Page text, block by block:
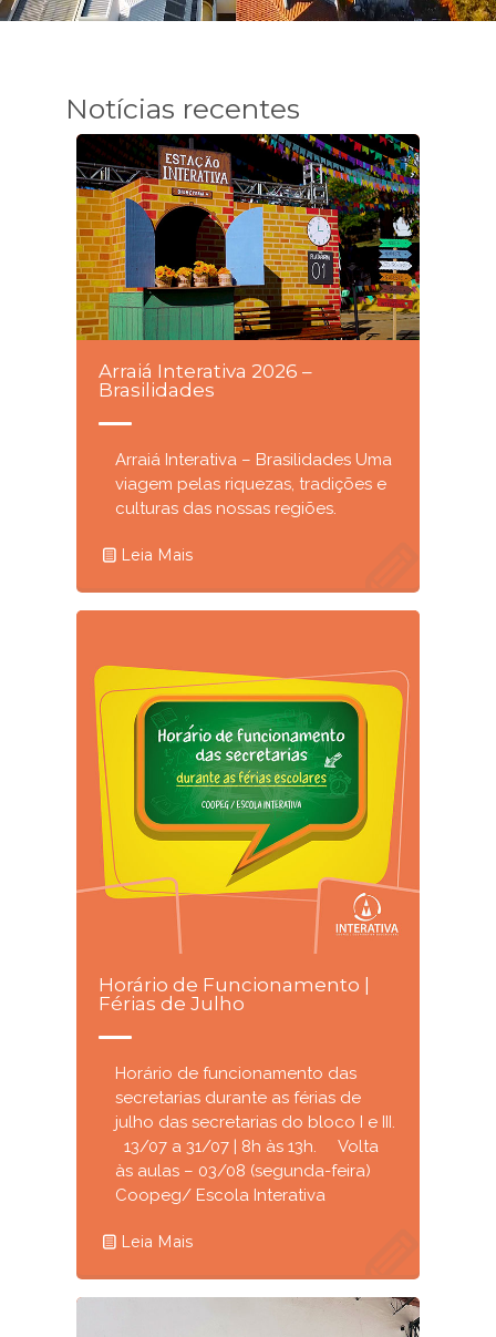
Notícias recentes
Arraiá Interativa 2026 –
Brasilidades
Arraiá Interativa – Brasilidades Uma
viagem pelas riquezas, tradições e
culturas das nossas regiões.
Leia Mais
Horário de Funcionamento |
Férias de Julho
Horário de funcionamento das
secretarias durante as férias de
julho das secretarias do bloco I e III.
13/07 a 31/07 | 8h às 13h. Volta
às aulas – 03/08 (segunda-feira)
Coopeg/ Escola Interativa
Leia Mais